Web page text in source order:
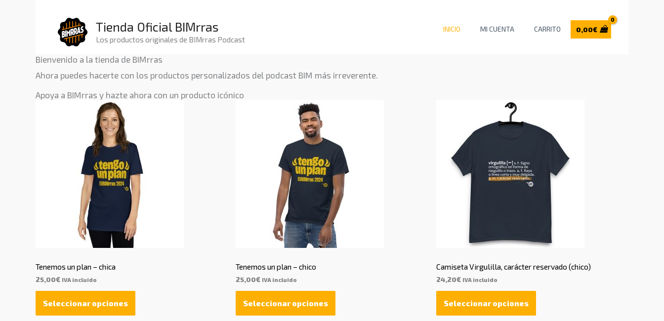
Tienda Oficial BIMrras
Los productos originales de BIMrras Podcast
INICIO MI CUENTA CARRITO 0,00€
Bienvenido a la tienda de BIMrras
Ahora puedes hacerte con los productos personalizados del podcast BIM más irreverente.
Apoya a BIMrras y hazte ahora con un producto icónico
Tenemos un plan – chica
25,00€ IVA incluido
Seleccionar opciones
Tenemos un plan – chico
25,00€ IVA incluido
Seleccionar opciones
Camiseta Virgulilla, carácter reservado (chico)
24,20€ IVA incluido
Seleccionar opciones